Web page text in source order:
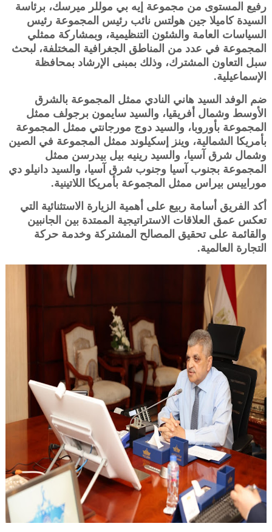
رفيع المستوى من مجموعة إيه بي موللر ميرسك، برئاسة
السيدة كاميلا جين هولتس نائب رئيس المجموعة رئيس
السياسات العامة والشئون التنظيمية، وبمشاركة ممثلي
المجموعة في عدد من المناطق الجغرافية المختلفة، لبحث
سبل التعاون المشترك، وذلك بمبنى الإرشاد بمحافظة
الإسماعيلية.
ضم الوفد السيد هاني النادي ممثل المجموعة بالشرق
الأوسط وشمال أفريقيا، والسيد سايمون برجولف ممثل
المجموعة بأوروبا، والسيد دوج مورجانتي ممثل المجموعة
بأمريكا الشمالية، وينز إسكيلوند ممثل المجموعة في الصين
وشمال شرق آسيا، والسيد رينيه بيل بيدرسن ممثل
المجموعة بجنوب آسيا وجنوب شرق آسيا، والسيد دانيلو دي
موراييس بيراس ممثل المجموعة بأمريكا اللاتينية.
أكد الفريق أسامة ربيع على أهمية الزيارة الاستثنائية التي
تعكس عمق العلاقات الاستراتيجية الممتدة بين الجانبين
والقائمة على تحقيق المصالح المشتركة وخدمة حركة
التجارة العالمية.